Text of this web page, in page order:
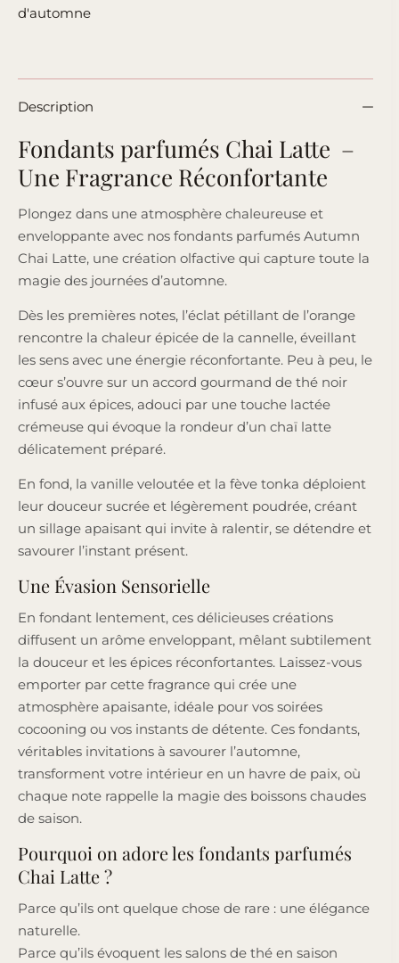
d'automne
Description
Fondants parfumés Chai Latte –
Une Fragrance Réconfortante
Plongez dans une atmosphère chaleureuse et
enveloppante avec nos fondants parfumés Autumn
Chai Latte, une création olfactive qui capture toute la
magie des journées d’automne.
Dès les premières notes, l’éclat pétillant de l’orange
rencontre la chaleur épicée de la cannelle, éveillant
les sens avec une énergie réconfortante. Peu à peu, le
cœur s’ouvre sur un accord gourmand de thé noir
infusé aux épices, adouci par une touche lactée
crémeuse qui évoque la rondeur d’un chaï latte
délicatement préparé.
En fond, la vanille veloutée et la fève tonka déploient
leur douceur sucrée et légèrement poudrée, créant
un sillage apaisant qui invite à ralentir, se détendre et
savourer l’instant présent.
Une Évasion Sensorielle
En fondant lentement, ces délicieuses créations
diffusent un arôme enveloppant, mêlant subtilement
la douceur et les épices réconfortantes. Laissez-vous
emporter par cette fragrance qui crée une
atmosphère apaisante, idéale pour vos soirées
cocooning ou vos instants de détente. Ces fondants,
véritables invitations à savourer l’automne,
transforment votre intérieur en un havre de paix, où
chaque note rappelle la magie des boissons chaudes
de saison.
Pourquoi on adore les fondants parfumés
Chai Latte ?
Parce qu’ils ont quelque chose de rare : une élégance
naturelle.
Parce qu’ils évoquent les salons de thé en saison